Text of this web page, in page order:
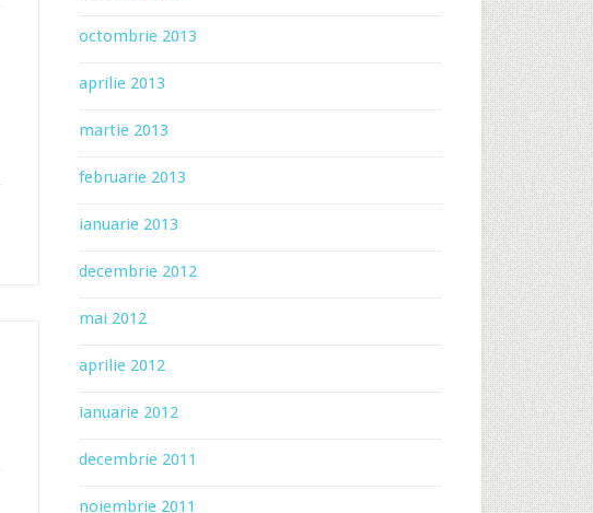
octombrie 2013
aprilie 2013
martie 2013
februarie 2013
ianuarie 2013
decembrie 2012
mai 2012
aprilie 2012
ianuarie 2012
decembrie 2011
noiembrie 2011